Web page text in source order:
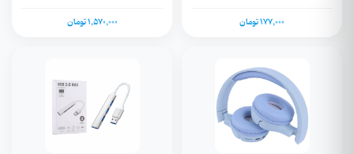
177,000 تومان 1,570,000 تومان